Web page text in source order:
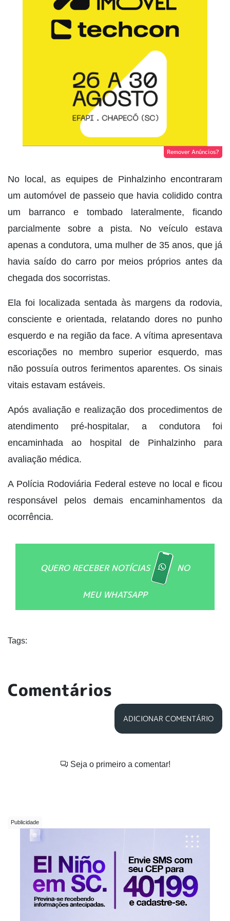
Remover Anúncios?
No local, as equipes de Pinhalzinho encontraram
um automóvel de passeio que havia colidido contra
um barranco e tombado lateralmente, ficando
parcialmente sobre a pista. No veículo estava
apenas a condutora, uma mulher de 35 anos, que já
havia saído do carro por meios próprios antes da
chegada dos socorristas.
Ela foi localizada sentada às margens da rodovia,
consciente e orientada, relatando dores no punho
esquerdo e na região da face. A vítima apresentava
escoriações no membro superior esquerdo, mas
não possuía outros ferimentos aparentes. Os sinais
vitais estavam estáveis.
Após avaliação e realização dos procedimentos de
atendimento pré-hospitalar, a condutora foi
encaminhada ao hospital de Pinhalzinho para
avaliação médica.
A Polícia Rodoviária Federal esteve no local e ficou
responsável pelos demais encaminhamentos da
ocorrência.
QUERO RECEBER NOTÍCIAS NO
MEU WHATSAPP
Tags:
Comentários
ADICIONAR COMENTÁRIO
Seja o primeiro a comentar!